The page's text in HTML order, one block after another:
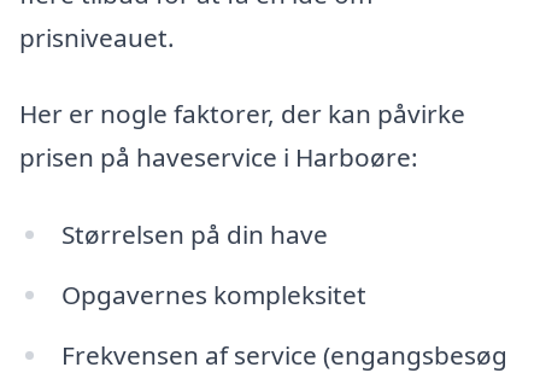
prisniveauet.
Her er nogle faktorer, der kan påvirke
prisen på haveservice i Harboøre:
Størrelsen på din have
Opgavernes kompleksitet
Frekvensen af service (engangsbesøg